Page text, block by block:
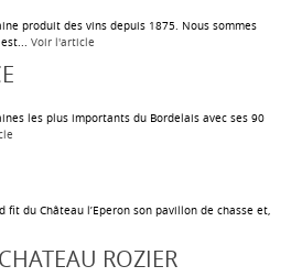
produit des vins depuis 1875. Nous sommes
Voir l'article
les plus importants du Bordelais avec ses 90
fit du Château l’Eperon son pavillon de chasse et,
ROZIER